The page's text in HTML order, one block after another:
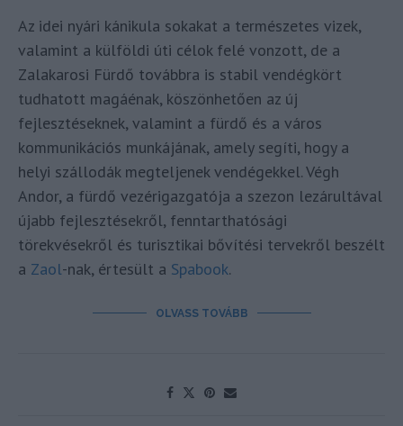
Az idei nyári kánikula sokakat a természetes vizek,
valamint a külföldi úti célok felé vonzott, de a
Zalakarosi Fürdő továbbra is stabil vendégkört
tudhatott magáénak, köszönhetően az új
fejlesztéseknek, valamint a fürdő és a város
kommunikációs munkájának, amely segíti, hogy a
helyi szállodák megteljenek vendégekkel. Végh
Andor, a fürdő vezérigazgatója a szezon lezárultával
újabb fejlesztésekről, fenntarthatósági
törekvésekről és turisztikai bővítési tervekről beszélt
a Zaol-nak, értesült a Spabook.
OLVASS TOVÁBB